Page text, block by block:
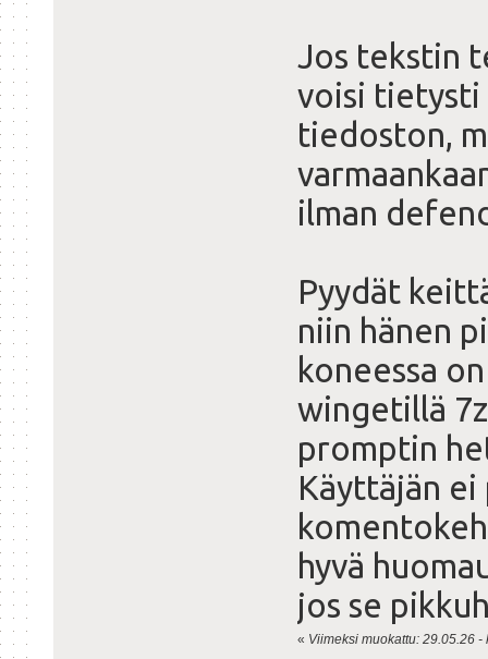
Jos tekstin
voisi tietysti
tiedoston,
ilman
Pyydät
niin hänen
koneessa
wingetillä
promptin
Käyttäjän
hyvä
jos se
« Viimeksi muokattu: 29.05.26